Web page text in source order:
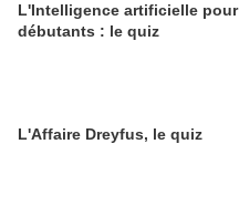
L'Intelligence artificielle pour
débutants : le quiz
L'Affaire Dreyfus, le quiz